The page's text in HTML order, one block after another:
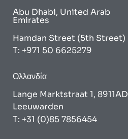
Abu Dhabi, United Arab
Emirates
Hamdan Street (5th Street)
T: +971 50 6625279
Ολλανδία
Lange Marktstraat 1, 8911AD
Leeuwarden
T: +31 (0)85 7856454